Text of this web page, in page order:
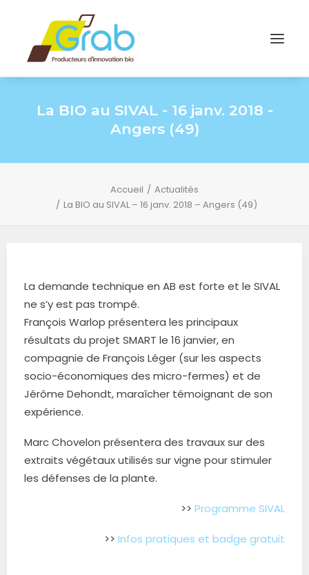
La BIO au SIVAL - 16 janv. 2018 -
Angers (49)
Accueil
Actualités
La BIO au SIVAL – 16 janv. 2018 – Angers (49)
La demande technique en AB est forte et le SIVAL
ne s’y est pas trompé.
François Warlop présentera les principaux
résultats du projet SMART le 16 janvier, en
compagnie de François Léger (sur les aspects
socio-économiques des micro-fermes) et de
Jérôme Dehondt, maraîcher témoignant de son
expérience.
Marc Chovelon présentera des travaux sur des
extraits végétaux utilisés sur vigne pour stimuler
les défenses de la plante.
>> Programme SIVAL
>> Infos pratiques et badge gratuit